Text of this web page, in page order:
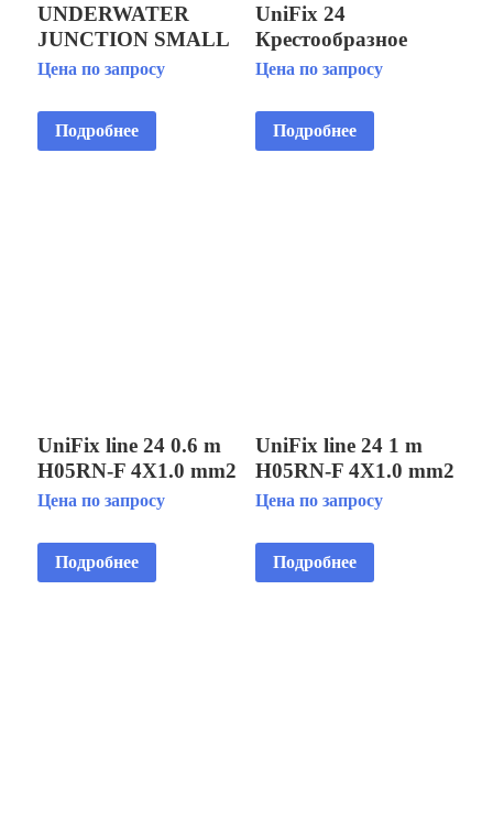
UNDERWATER
JUNCTION SMALL
BOX 5PG16
КЛЕММНАЯ
КОРОБКА,
Цена по запросу
Подробнее
UniFix 24
Крестообразное
жесткое соединение
3-х
энергопотребителей
Цена по запросу
Подробнее
UniFix line 24 0.6 m
H05RN-F 4X1.0 mm2
Для прокладки
линий и
подключения
Цена по запросу
Подробнее
UniFix line 24 1 m
H05RN-F 4X1.0 mm2
Для прокладки
линий и
подключения
Цена по запросу
Подробнее